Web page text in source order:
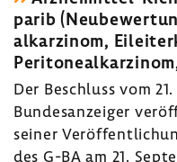
parib
al­kar­zinom,
Der Beschluss vom
Bundes­an­zeiger
seiner
des G-BA am 21.